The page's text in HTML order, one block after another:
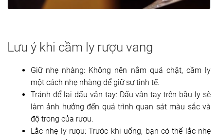
Lưu ý khi cầm ly rượu vang
Giữ nhẹ nhàng: Không nên nắm quá chặt, cầm ly
một cách nhẹ nhàng để giữ sự tinh tế.
Tránh để lại dấu vân tay: Dấu vân tay trên bầu ly sẽ
làm ảnh hưởng đến quá trình quan sát màu sắc và
độ trong của rượu.
Lắc nhẹ ly rượu: Trước khi uống, bạn có thể lắc nhẹ